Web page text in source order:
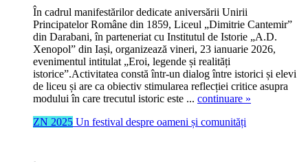
În cadrul manifestărilor dedicate aniversării Unirii
Principatelor Române din 1859, Liceul „Dimitrie Cantemir”
din Darabani, în parteneriat cu Institutul de Istorie „A.D.
Xenopol” din Iași, organizează vineri, 23 ianuarie 2026,
evenimentul intitulat „Eroi, legende și realități
istorice”.Activitatea constă într-un dialog între istorici și elevi
de liceu și are ca obiectiv stimularea reflecției critice asupra
modului în care trecutul istoric este ... continuare »
ZN 2025 Un festival despre oameni și comunități